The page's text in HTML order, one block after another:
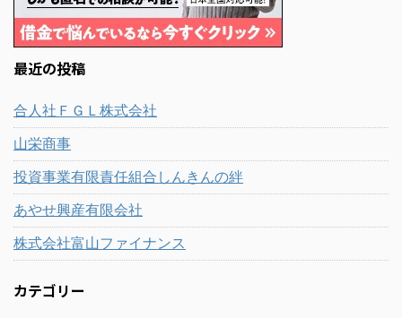
最近の投稿
合人社ＦＧＬ株式会社
山栄商事
投資事業有限責任組合しんきんの絆
あやせ興産有限会社
株式会社富山ファイナンス
カテゴリー